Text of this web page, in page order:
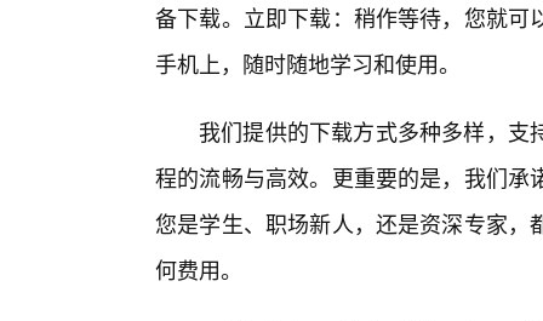
备下载。立即下载：稍作等待，您就
手机上，随时随地学习和使用。
我们提供的下载方式多种多样，
程的流畅与高效。更重要的是，我们
您是学生、职场新人，还是资深专家
何费用。